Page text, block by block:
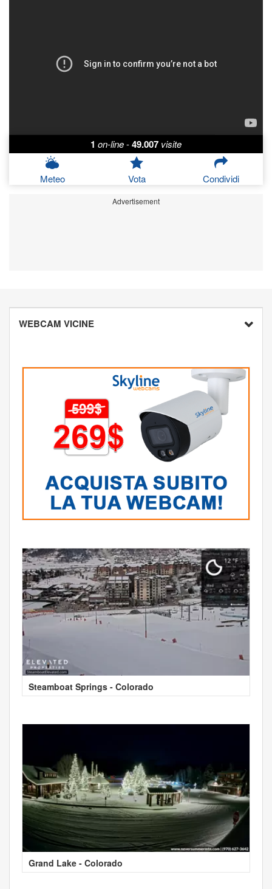
1 on-line-49.007 visite
Meteo Vota Condividi
Advertisement
WEBCAM VICINE
Steamboat Springs - Colorado
Grand Lake - Colorado